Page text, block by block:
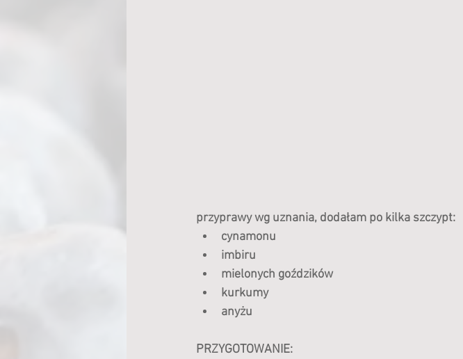
przyprawy wg uznania, dodałam po kilka szczypt:
cynamonu
imbiru
mielonych goździków
kurkumy
anyżu
PRZYGOTOWANIE: